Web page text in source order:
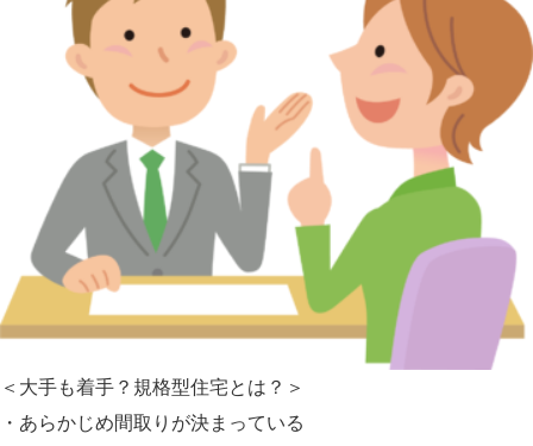
＜大手も着手？規格型住宅とは？＞
・あらかじめ間取りが決まっている